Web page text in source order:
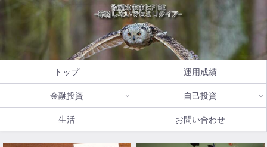
トップ 運用成績
金融投資 自己投資
生活 お問い合わせ